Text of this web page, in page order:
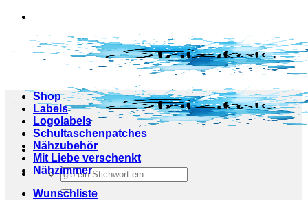
Zum
springen
Suchen
nach:
Shop
Labels
Logolabels
Schultaschenpatches
Nähzubehör
Mit Liebe verschenkt
Nähzimmer
Wunschliste